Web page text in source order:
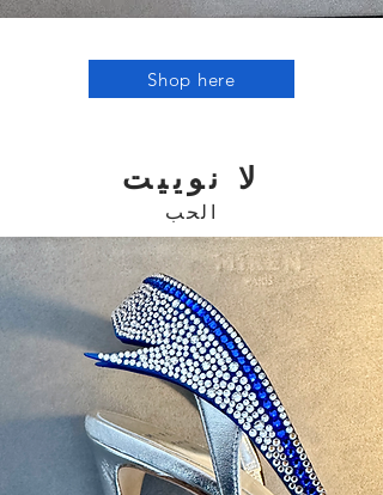
Shop here
لا نوييت
الحب